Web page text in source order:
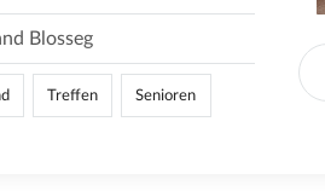
Blosseg
Treffen Senioren